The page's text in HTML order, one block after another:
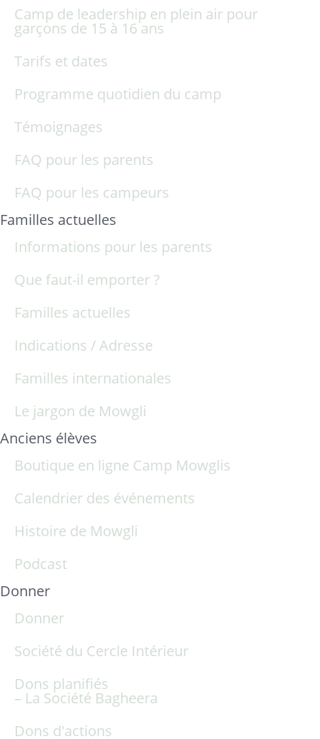
Camp de leadership en plein air pour
garçons de 15 à 16 ans
Tarifs et dates
Programme quotidien du camp
Témoignages
FAQ pour les parents
FAQ pour les campeurs
Familles actuelles
Informations pour les parents
Que faut-il emporter ?
Familles actuelles
Indications / Adresse
Familles internationales
Le jargon de Mowgli
Anciens élèves
Boutique en ligne Camp Mowglis
Calendrier des événements
Histoire de Mowgli
Podcast
Donner
Donner
Société du Cercle Intérieur
Dons planifiés
– La Société Bagheera
Dons d'actions